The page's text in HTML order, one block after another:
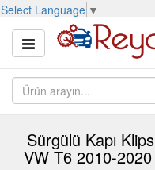
Select Language ▼
Sürgülü Kapı
VW T6 2010-